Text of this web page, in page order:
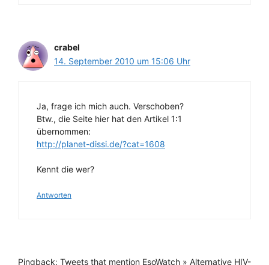
crabel
14. September 2010 um 15:06 Uhr
Ja, frage ich mich auch. Verschoben?
Btw., die Seite hier hat den Artikel 1:1
übernommen:
http://planet-dissi.de/?cat=1608
Kennt die wer?
Antworten
Pingback: Tweets that mention EsoWatch » Alternative HIV-